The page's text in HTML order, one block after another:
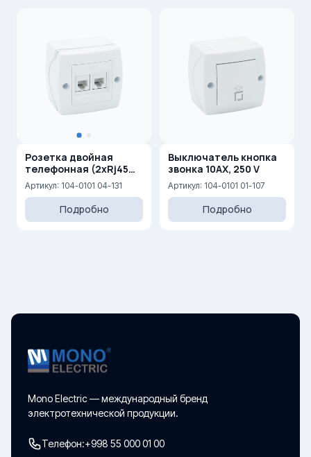
Розетка двойная
телефонная (2xRj45
Cat 3)
Артикул: 104-0101 04-131
Подробно
Выключатель кнопка
звонка 10AX, 250 V
Артикул: 104-0101 01-107
Подробно
Mono Electric — международный бренд
электротехнической продукции.
Телефон:+998 55 000 01 00